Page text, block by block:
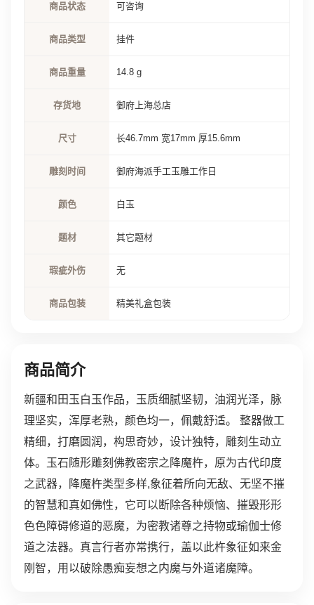
商品状态 可咨询
商品类型 挂件
商品重量 14.8 g
存货地 御府上海总店
尺寸 长46.7mm 宽17mm 厚15.6mm
雕刻时间 御府海派手工玉雕工作日
颜色 白玉
题材 其它题材
瑕疵外伤 无
商品包装 精美礼盒包装
商品简介
新疆和田玉白玉作品，玉质细腻坚韧，油润光泽，脉
理坚实，浑厚老熟，颜色均一，佩戴舒适。 整器做工
精细，打磨圆润，构思奇妙，设计独特，雕刻生动立
体。玉石随形雕刻佛教密宗之降魔杵，原为古代印度
之武器，降魔杵类型多样,象征着所向无敌、无坚不摧
的智慧和真如佛性，它可以断除各种烦恼、摧毁形形
色色障碍修道的恶魔，为密教诸尊之持物或瑜伽士修
道之法器。真言行者亦常携行，盖以此杵象征如来金
刚智，用以破除愚痴妄想之内魔与外道诸魔障。